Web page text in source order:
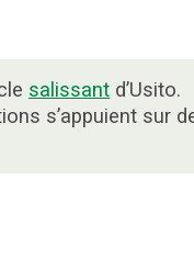
salissant d’Usito.
s’appuient sur